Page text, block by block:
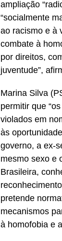
ampliação
“socialmente
ao racismo e à
combate à
por direitos,
juventude”,
Marina Silva
permitir que
violados em
às
governo, a ex-
mesmo sexo e
Brasileira,
pretende
mecanismos
à homofobia e